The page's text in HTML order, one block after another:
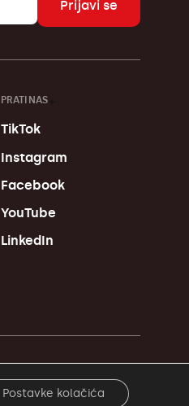
Prijavi se
PRATI NAS
TikTok
Instagram
Facebook
YouTube
LinkedIn
Postavke kolačića